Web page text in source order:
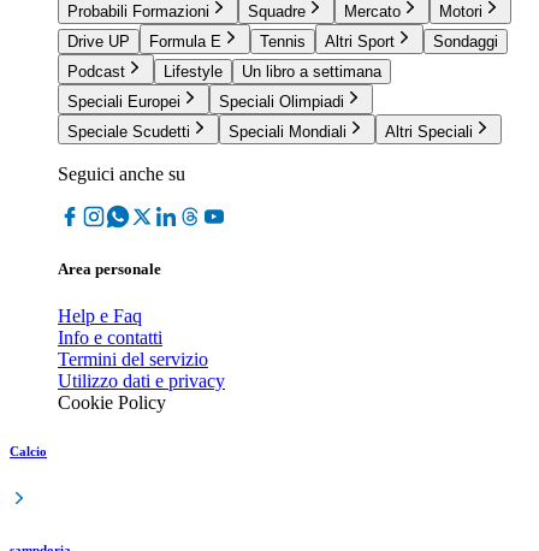
Probabili Formazioni
Squadre Mercato
Motori
Drive UP
Formula E Tennis Altri Sport
Sondaggi
Podcast
Lifestyle
Un libro a settimana
Speciali Europei
Speciali Olimpiadi
Speciale Scudetti
Speciali Mondiali Altri Speciali
Seguici anche su
Area personale
Help e Faq
Info e contatti
Termini del servizio
Utilizzo dati e privacy
Cookie Policy
Calcio